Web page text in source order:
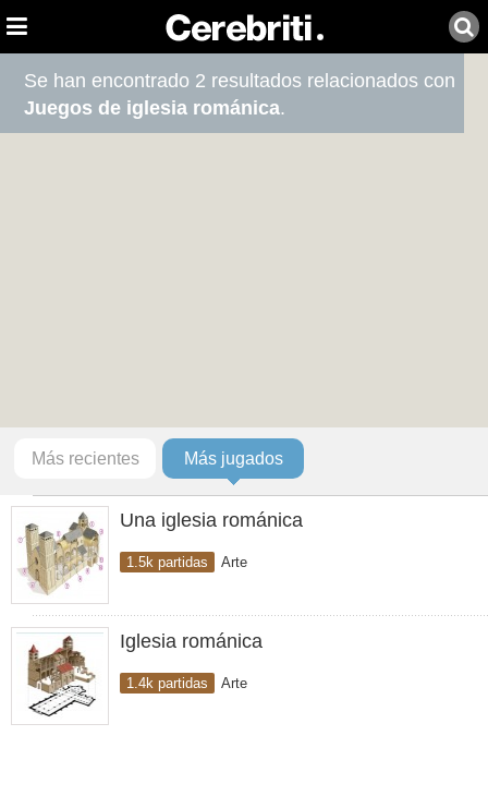
Se han encontrado 2 resultados relacionados con
Juegos de iglesia románica.
Más recientes Más jugados
Una iglesia románica
1.5k partidas Arte
Iglesia románica
1.4k partidas Arte